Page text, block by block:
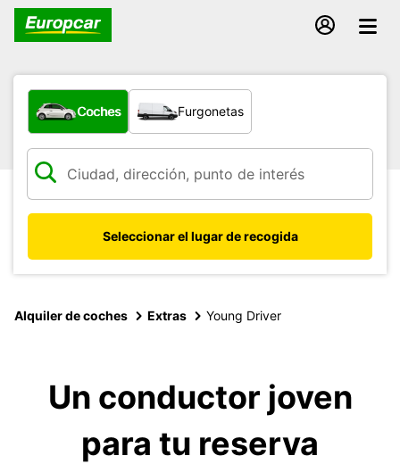
¿Qué tipo de vehículo?
Coches Furgonetas
Seleccionar el lugar de recogida
Alquiler de coches Extras Young Driver
Un conductor joven
para tu reserva